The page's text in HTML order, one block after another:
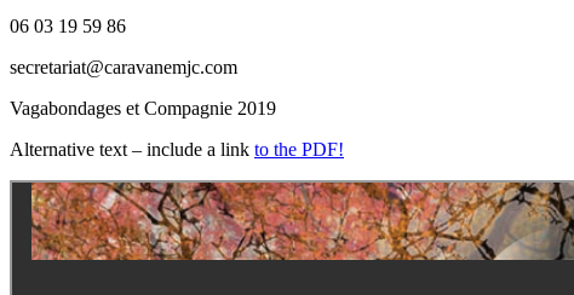
06 03 19 59 86
secretariat@caravanemjc.com
Vagabondages et Compagnie 2019
Alternative text – include a link to the PDF!